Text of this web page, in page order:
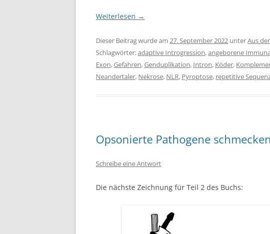
Weiterlesen →
Dieser Beitrag wurde am 27. September 2022 unterAus
Schlagwörter:adaptive Introgression,angeborene
Exon,Gefahren,Genduplikation, Intron, Köder,
Neandertaler, Nekrose, NLR, Pyroptose, repetitive
Opsonierte Pathogene
Schreibe eine Antwort
Die nächste Zeichnung für Teil 2 des Buchs: